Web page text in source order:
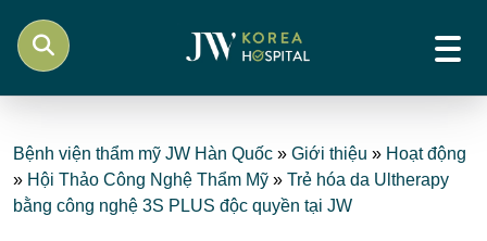
Bệnh viện thẩm mỹ JW Hàn Quốc » Giới thiệu » Hoạt động
» Hội Thảo Công Nghệ Thẩm Mỹ » Trẻ hóa da Ultherapy
bằng công nghệ 3S PLUS độc quyền tại JW